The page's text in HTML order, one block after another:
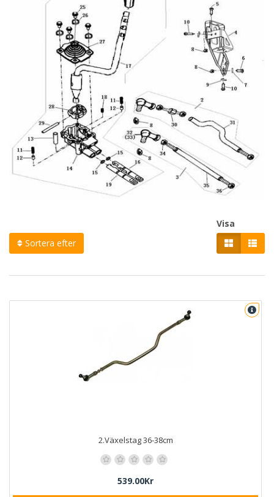
Sortera efter
Visa
2.Växelstag 36-38cm
539.00Kr